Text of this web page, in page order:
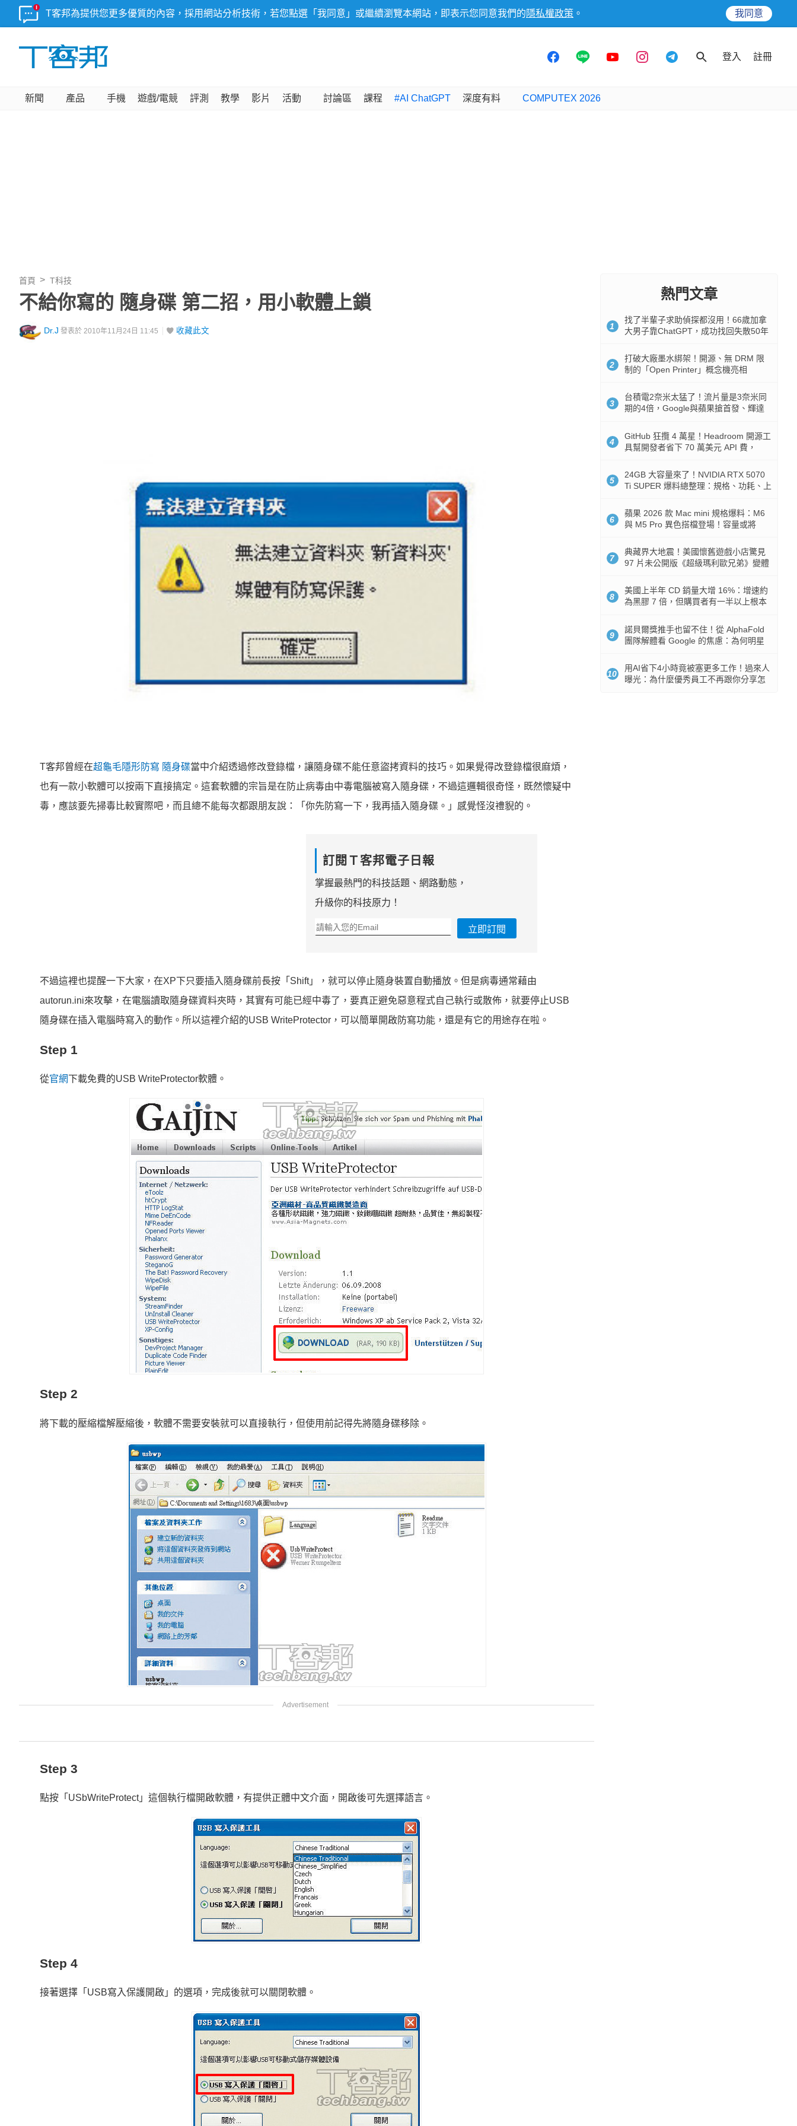
T客邦為提供您更多優質的內容，採用網站分析技術，若您點選「我同意」或繼續瀏覽本網站，即表示您同意我們的 隱私權政策 。 我同意
登入 註冊
新聞 產品 手機 遊戲/電競 評測 教學 影片 活動 討論區 課程 #AI ChatGPT 深度有料 COMPUTEX 2026
首頁 T科技
不給你寫的 隨身碟 第二招，用小軟體上鎖
Dr.J 發表於 2010年11月24日 11:45 收藏此文
T客邦曾經在超龜毛隱形防寫 隨身碟當中介紹透過修改登錄檔，讓隨身碟不能任意盜拷資料的技巧。如果覺得改登錄檔很麻煩，
也有一款小軟體可以按兩下直接搞定。這套軟體的宗旨是在防止病毒由中毒電腦被寫入隨身碟，不過這邏輯很奇怪，既然懷疑中
毒，應該要先掃毒比較實際吧，而且總不能每次都跟朋友說：「你先防寫一下，我再插入隨身碟。」感覺怪沒禮貎的。
訂閱Ｔ客邦電子日報
掌握最熱門的科技話題、網路動態，
升級你的科技原力！
立即訂閱
不過這裡也提醒一下大家，在XP下只要插入隨身碟前長按「Shift」，就可以停止隨身裝置自動播放。但是病毒通常藉由
autorun.ini來攻擊，在電腦讀取隨身碟資料夾時，其實有可能已經中毒了，要真正避免惡意程式自己執行或散佈，就要停止USB
隨身碟在插入電腦時寫入的動作。所以這裡介紹的USB WriteProtector，可以簡單開啟防寫功能，還是有它的用途存在啦。
Step 1
從官網下載免費的USB WriteProtector軟體。
Step 2
將下載的壓縮檔解壓縮後，軟體不需要安裝就可以直接執行，但使用前記得先將隨身碟移除。
Step 3
點按「USbWriteProtect」這個執行檔開啟軟體，有提供正體中文介面，開啟後可先選擇語言。
Step 4
接著選擇「USB寫入保護開啟」的選項，完成後就可以關閉軟體。
熱門文章
1
找了半輩子求助偵探都沒用！66歲加拿
大男子靠ChatGPT，成功找回失散50年
2
打破大廠墨水綁架！開源、無 DRM 限
制的「Open Printer」概念機亮相
3
台積電2奈米太猛了！流片量是3奈米同
期的4倍，Google與蘋果搶首發、輝達
4
GitHub 狂攬 4 萬星！Headroom 開源工
具幫開發者省下 70 萬美元 API 費，
5
24GB 大容量來了！NVIDIA RTX 5070
Ti SUPER 爆料總整理：規格、功耗、上
6
蘋果 2026 款 Mac mini 規格爆料：M6
與 M5 Pro 異色搭檔登場！容量或將
7
典藏界大地震！美國懷舊遊戲小店驚見
97 片未公開版《超級瑪利歐兄弟》變體
8
美國上半年 CD 銷量大增 16%：增速約
為黑膠 7 倍，但購買者有一半以上根本
9
諾貝爾獎推手也留不住！從 AlphaFold
團隊解體看 Google 的焦慮：為何明星
10
用AI省下4小時竟被塞更多工作！過來人
曝光：為什麼優秀員工不再跟你分享怎